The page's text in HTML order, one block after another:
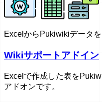
ExcelからPukiwikiデータ
Wikiサポートアドイン
Excelで作成した表を
アドオンです。